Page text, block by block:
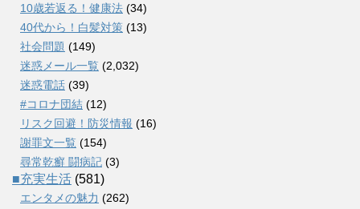
10歳若返る！健康法 (34)
40代から！白髪対策 (13)
社会問題 (149)
迷惑メール一覧 (2,032)
迷惑電話 (39)
#コロナ団結 (12)
リスク回避！防災情報 (16)
謝罪文一覧 (154)
尋常乾癬 闘病記 (3)
■充実生活 (581)
エンタメの魅力 (262)